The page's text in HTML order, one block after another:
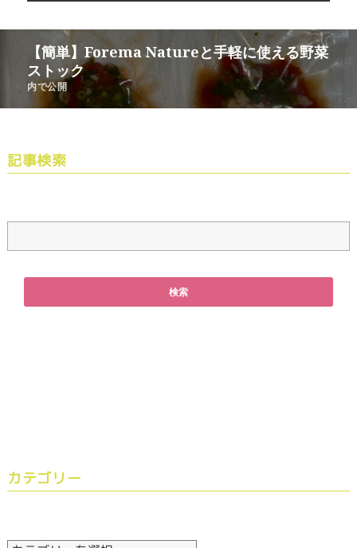
【簡単】Forema Natureと手軽に使える野菜
ストック
内で公開
記事検索
カテゴリー